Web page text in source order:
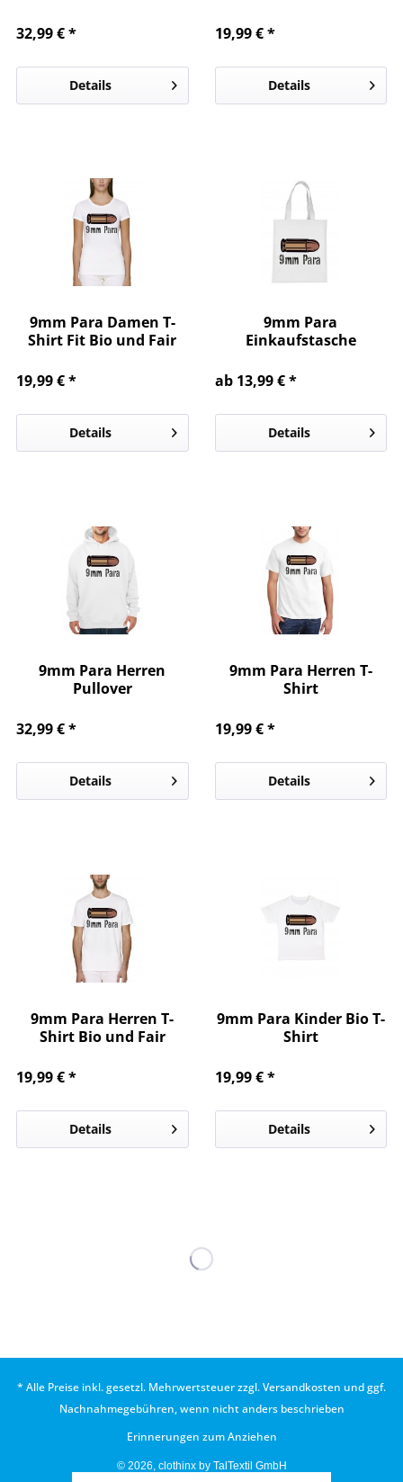
32,99 € *
Details
19,99 € *
Details
9mm Para Damen T-
Shirt Fit Bio und Fair
19,99 € *
Details
9mm Para
Einkaufstasche
ab 13,99 € *
Details
9mm Para Herren
Pullover
32,99 € *
Details
9mm Para Herren T-
Shirt
19,99 € *
Details
9mm Para Herren T-
Shirt Bio und Fair
19,99 € *
Details
9mm Para Kinder Bio T-
Shirt
19,99 € *
Details
* Alle Preise inkl. gesetzl. Mehrwertsteuer zzgl.Versandkosten und ggf.
Nachnahmegebühren, wenn nicht anders beschrieben
Erinnerungen zum Anziehen
© 2026, clothinx by TalTextil GmbH